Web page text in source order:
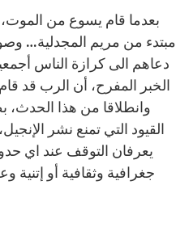
بعدما قام يسوع من
مبتدء من مريم المجدلية…
دعاهم الى كرازة الناس
وانطلاقا من هذا
القيود التي تمنع نشر
يعرفان التوقف عند اي
جغرافية وثقافية أو إتنية